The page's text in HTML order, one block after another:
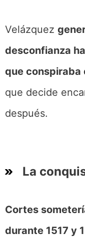
Velázquez
desconfianza
que conspiraba
que decide
después.
La
Cortes
durante 1517 y